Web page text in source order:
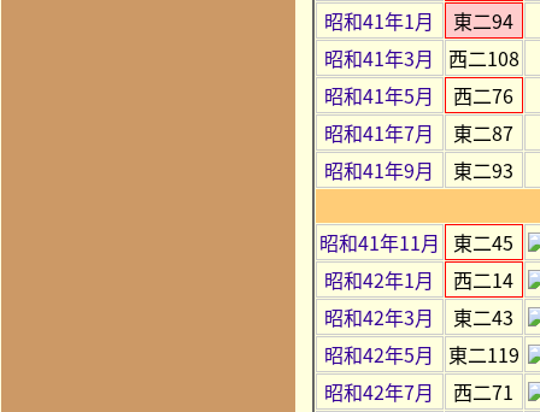
昭和41年1月
東二94
昭和41年3月
西二108
昭和41年5月
西二76
昭和41年7月
東二87
昭和41年9月
東二93
昭和41年11月 東二45
昭和42年1月
西二14
昭和42年3月
東二43
昭和42年5月
東二119
昭和42年7月
西二71